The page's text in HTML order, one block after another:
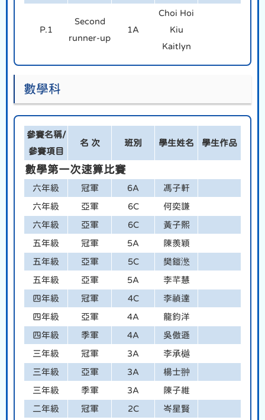
P.1
Second
runner-up
1A
Choi Hoi
Kiu
Kaitlyn
數學科
參賽名稱/
參賽項目
名 次 班別 學生姓名 學生作品
數學第一次速算比賽
六年級 冠軍 6A 馮子軒
六年級 亞軍 6C 何奕謙
六年級 亞軍 6C 黃子熙
五年級 冠軍 5A 陳羨穎
五年級 亞軍 5C 樊鎧滺
五年級 亞軍 5A 李芊慧
四年級 冠軍 4C 李禎達
四年級 亞軍 4A 龍鈞洋
四年級 季軍 4A 吳傲遜
三年級 冠軍 3A 李承樾
三年級 亞軍 3A 楊士翀
三年級 季軍 3A 陳子維
二年級 冠軍 2C 岑星賢